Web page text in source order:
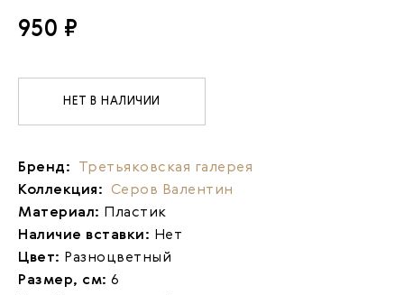
950 ₽
НЕТ В НАЛИЧИИ
Бренд: Третьяковская галерея
Коллекция: Серов Валентин
Материал: Пластик
Наличие вставки: Нет
Цвет: Разноцветный
Размер, см: 6